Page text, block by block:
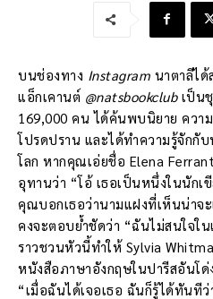
บนช่องทาง Instagram นาตาลีได้
แอ็กเคานต์ @natsbookclubเป็น
169,000 คน ได้ค้นพบนิยาย ควา
โปรดปราน และได้ทำความรู้จักกั
โลก หากคุณเอ่ยชื่อ Elena
อุทานว่า “โอ้ เธอเป็นหนึ่งในนักเ
คุณบอกเธอว่านามแฝงที่เห็นน่าจ
คงจะตอบย้ำชัดว่า “ฉันไม่สนใจใน
ราวชวนหัวนี้ทำให้ Sylvia
หนังสือภาษาอังกฤษในปารีสอันโด่
“เมื่อฉันได้เจอเธอ ฉันก็รู้ได้ทันที